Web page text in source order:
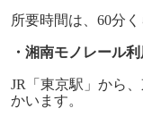
所要時間は、 60分く
・湘南モノレール
JR
「東京駅」から
かいます。